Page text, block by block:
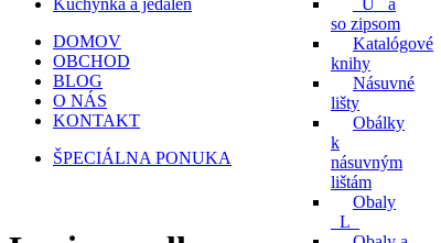
_U_ a
so zipsom
Katalógové
knihy
Násuvné
lišty
Obálky
k
násuvným
lištám
Obaly
_L_
Kuchynka a jedáleň
DOMOV
OBCHOD
BLOG
O NÁS
KONTAKT
ŠPECIÁLNA PONUKA